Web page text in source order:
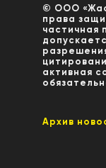
© ООО
права
частичная
активная
Архив